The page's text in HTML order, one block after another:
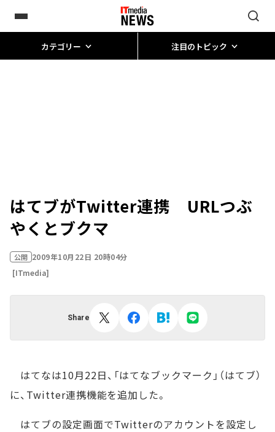
カテゴリー 注目のトピック
はてブがTwitter連携 URLつぶ
やくとブクマ
公開 2009年10月22日 20時04分
[ITmedia]
Share
はてなは10月22日、「はてなブックマーク」（はてブ）
に、Twitter連携機能を追加した。
はてブの設定画面でTwitterのアカウントを設定し